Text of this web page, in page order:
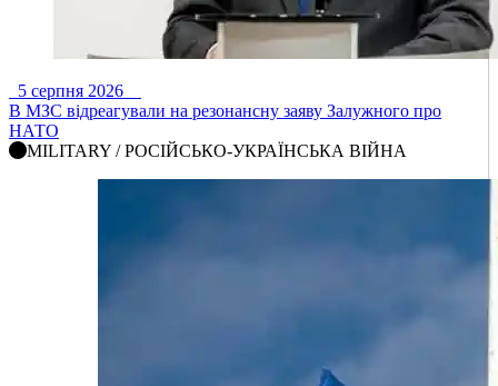
5 серпня 2026
В МЗС відреагували на резонансну заяву Залужного про
НАТО
MILITARY / РОСІЙСЬКО-УКРАЇНСЬКА ВІЙНА